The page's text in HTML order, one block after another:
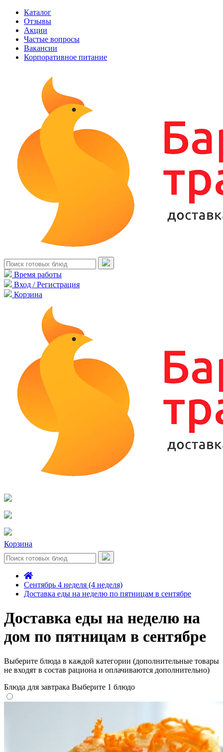
Каталог
Отзывы
Акции
Частые вопросы
Вакансии
Корпоративное питание
Время работы
Вход / Регистрация
Корзина
Корзина
Сентябрь 4 неделя (4 неделя)
Доставка еды на неделю по пятницам в сентябре
Доставка еды на неделю на
дом по пятницам в сентябре
Выберите блюда в каждой категории (дополнительные товары
не входят в состав рациона и оплачиваются дополнительно)
Блюда для завтрака Выберите 1 блюдо